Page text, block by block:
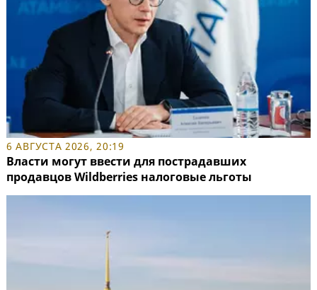
6 АВГУСТА 2026, 20:19
Власти могут ввести для пострадавших
продавцов Wildberries налоговые льготы